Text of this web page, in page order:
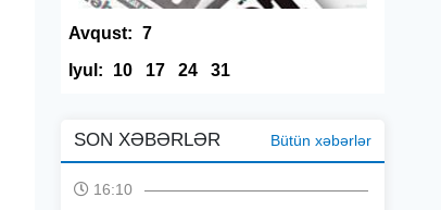
Avqust: 7
Iyul:
10 17 24 31
SON XƏBƏRLƏR Bütün xəbərlər
16:10